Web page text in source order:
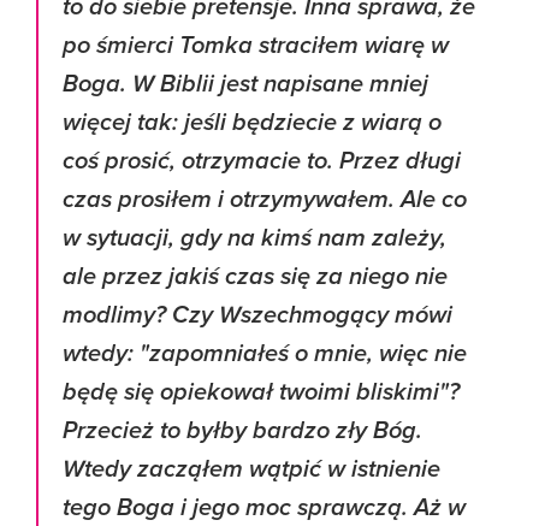
to do siebie pretensje. Inna sprawa, że
po śmierci Tomka straciłem wiarę w
Boga. W Biblii jest napisane mniej
więcej tak: jeśli będziecie z wiarą o
coś prosić, otrzymacie to. Przez długi
czas prosiłem i otrzymywałem. Ale co
w sytuacji, gdy na kimś nam zależy,
ale przez jakiś czas się za niego nie
modlimy? Czy Wszechmogący mówi
wtedy: "zapomniałeś o mnie, więc nie
będę się opiekował twoimi bliskimi​"?
Przecież to byłby bardzo zły Bóg.
Wtedy zacząłem wątpić w istnienie
tego Boga i jego moc sprawczą. Aż w